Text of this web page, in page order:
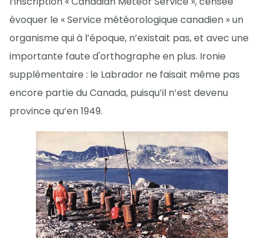
évoquer le « Service météorologique canadien » un
organisme qui à l’époque, n’existait pas, et avec une
importante faute d'orthographe en plus. Ironie
supplémentaire : le Labrador ne faisait même pas
encore partie du Canada, puisqu’il n’est devenu
province qu’en 1949.